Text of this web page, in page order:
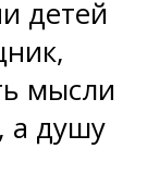
детей
мысли
а душу